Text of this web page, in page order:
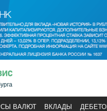
ВАЛЮТ ВКЛАДЫ